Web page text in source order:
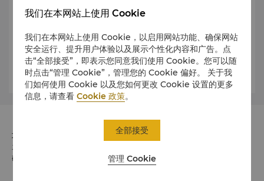
占地面积超过 50 英亩，静谧花园与繁华城市形成鲜明对比。公园
由已故设计师 Roberto Burle Marx 操刀设计，通过巧妙组合树
木、水泥结构、灌木、木材和石头，营造出生机勃勃的氛围。
在购物血拼或商务交际之余，吉隆坡城中城公园是休憩放松的理想
天堂。
地址
马来西亚11 Jalan Sultan Ismail, Kuala Lumpur 邮政编
码 50250
我们在本网站上使用 Cookie
我们在本网站上使用 Cookie，以启用网站功能、确保网站
安全运行、提升用户体验以及展示个性化内容和广告。点
击“全部接受”，即表示您同意我们使用 Cookie。您可以随
时点击“管理 Cookie”，管理您的 Cookie 偏好。 关于我
们如何使用 Cookie 以及您如何更改 Cookie 设置的更多
信息，请查看Cookie 政策。
管理 Cookie
全部接受